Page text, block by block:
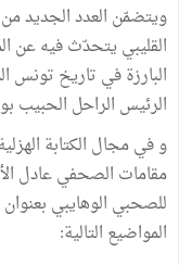
ويتضمّن العدد الجديد من
القليبي يتحدّث فيه عن
البارزة في تاريخ تونس
الرئيس الراحل الحبيب
و في مجال الكتابة
مقامات الصحفي عادل
للصحبي الوهايبي
المواضيع التالية: